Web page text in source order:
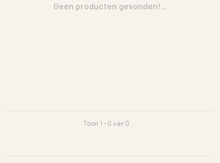
Geen producten gevonden!...
Toon 1 - 0 van 0